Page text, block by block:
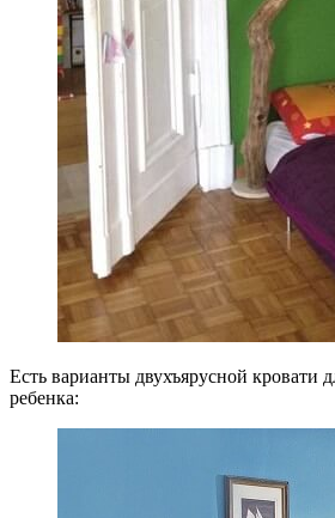
Есть варианты двухъярусной кровати
ребенка: